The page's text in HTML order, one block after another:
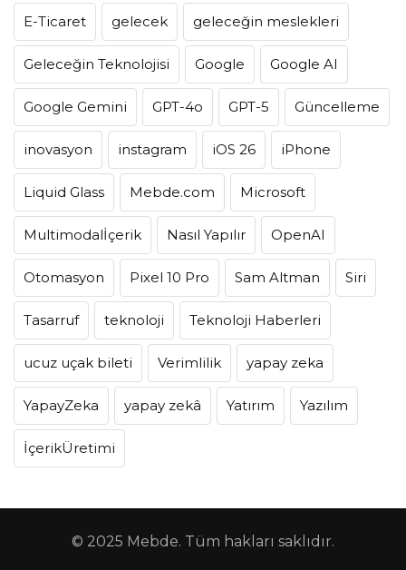
E-Ticaret gelecek geleceğin meslekleri
Geleceğin Teknolojisi Google Google AI
Google Gemini GPT-4o GPT-5 Güncelleme
inovasyon instagram iOS 26 iPhone
Liquid Glass Mebde.com Microsoft
Multimodalİçerik Nasıl Yapılır OpenAI
Otomasyon Pixel 10 Pro Sam Altman Siri
Tasarruf teknoloji Teknoloji Haberleri
ucuz uçak bileti Verimlilik yapay zeka
YapayZeka yapay zekâ Yatırım Yazılım
İçerikÜretimi
© 2025 Mebde. Tüm hakları saklıdır.